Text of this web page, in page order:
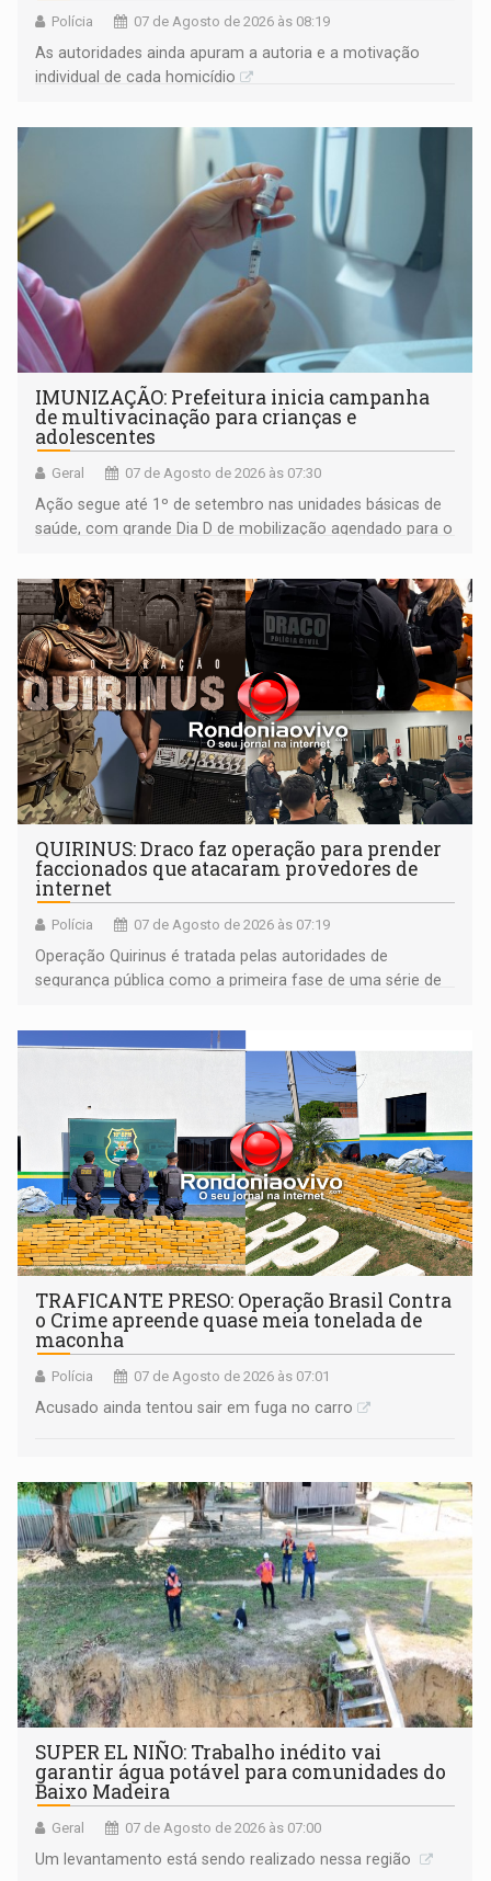
Polícia 07 de Agosto de 2026 às 08:19
As autoridades ainda apuram a autoria e a motivação
individual de cada homicídio
IMUNIZAÇÃO: Prefeitura inicia campanha
de multivacinação para crianças e
adolescentes
Geral 07 de Agosto de 2026 às 07:30
Ação segue até 1º de setembro nas unidades básicas de
saúde, com grande Dia D de mobilização agendado para o
QUIRINUS: Draco faz operação para prender
faccionados que atacaram provedores de
internet
Polícia 07 de Agosto de 2026 às 07:19
Operação Quirinus é tratada pelas autoridades de
segurança pública como a primeira fase de uma série de
TRAFICANTE PRESO: Operação Brasil Contra
o Crime apreende quase meia tonelada de
maconha
Polícia 07 de Agosto de 2026 às 07:01
Acusado ainda tentou sair em fuga no carro
SUPER EL NIÑO: Trabalho inédito vai
garantir água potável para comunidades do
Baixo Madeira
Geral 07 de Agosto de 2026 às 07:00
Um levantamento está sendo realizado nessa região